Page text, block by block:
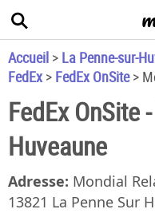
Accueil > La Penne-sur-
FedEx> FedEx OnSite>
FedEx OnSite
Huveaune
Adresse: Mondial
13821 La Penne Sur